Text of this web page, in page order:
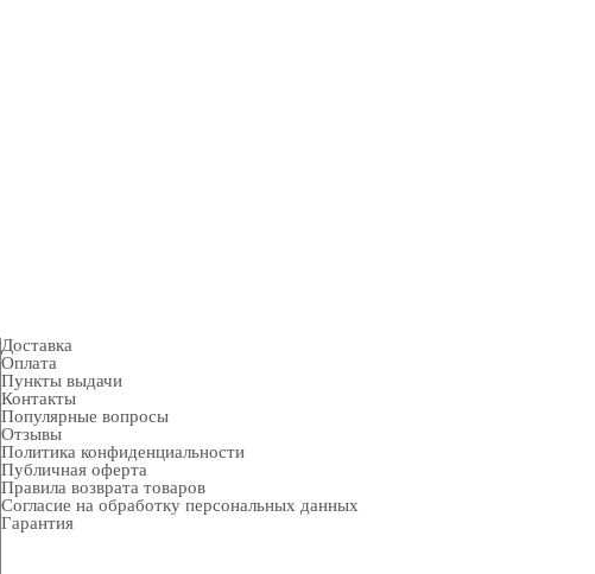
Доставка
Оплата
Пункты выдачи
Контакты
Популярные вопросы
Отзывы
Политика конфиденциальности
Публичная оферта
Правила возврата товаров
Согласие на обработку персональных данных
Гарантия